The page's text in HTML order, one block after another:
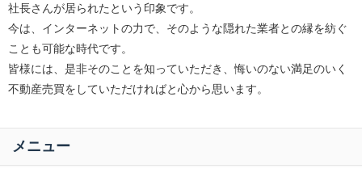
社長さんが居られたという印象です。
今は、インターネットの力で、そのような隠れた業者との縁を紡ぐ
ことも可能な時代です。
皆様には、是非そのことを知っていただき、悔いのない満足のいく
不動産売買をしていただければと心から思います。
メニュー